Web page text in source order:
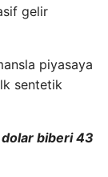
gelir
piyasaya
sentetik
dolar biberi 43